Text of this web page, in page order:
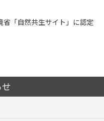
「自然共生サイト」に認定